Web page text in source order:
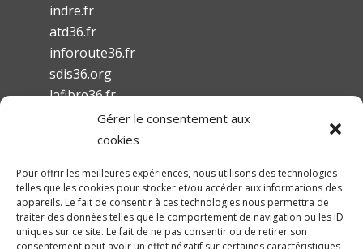
indre.fr
atd36.fr
inforoute36.fr
sdis36.org
lafibre36.fr
Mentions légales
Conditions Générales d’Utilisation
Accessibilité
Gérer le consentement aux
cookies
Pour offrir les meilleures expériences, nous utilisons des technologies
telles que les cookies pour stocker et/ou accéder aux informations des
appareils. Le fait de consentir à ces technologies nous permettra de
traiter des données telles que le comportement de navigation ou les ID
uniques sur ce site. Le fait de ne pas consentir ou de retirer son
consentement peut avoir un effet négatif sur certaines caractéristiques